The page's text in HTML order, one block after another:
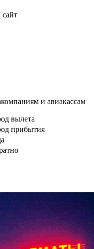
сайт
и авиакассам
вылета
прибытия